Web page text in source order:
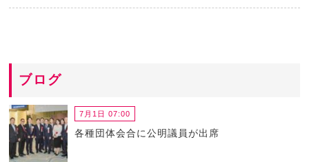
ブログ
7月1日 07:00
各種団体会合に公明議員が出席